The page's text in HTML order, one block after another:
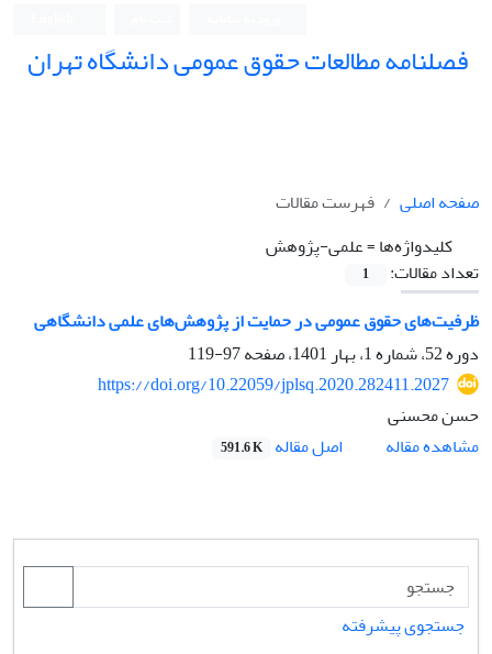
فصلنامه مطالعات حقوق عمومی دانشگاه تهران
صفحه اصلی
فهرست مقالات
کلیدواژه‌ها =علمی-پژوهش
تعداد مقالات:
1
ظرفیت‌های حقوق عمومی در حمایت از پژوهش‌های علمی دانشگاهی
دوره 52، شماره 1، بهار 1401، صفحه
97-119
https://doi.org/10.22059/jplsq.2020.282411.2027
حسن محسنی
مشاهده مقاله
اصل مقاله 591.6 K
جستجوی پیشرفته